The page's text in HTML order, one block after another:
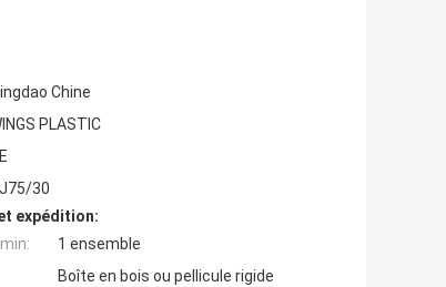
Chine
PLASTIC
30
expédition:
1 ensemble
Boîte en bois ou pellicule rigide